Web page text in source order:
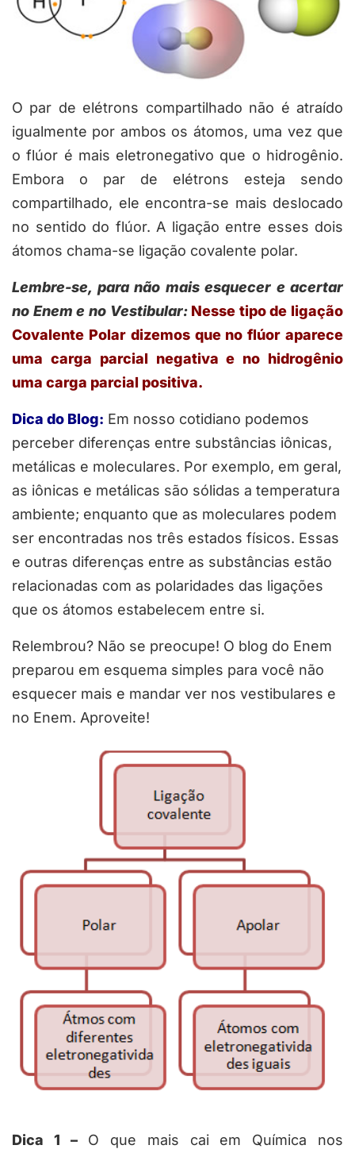
O par de elétrons compartilhado não é atraído
igualmente por ambos os átomos, uma vez que
o flúor é mais eletronegativo que o hidrogênio.
Embora o par de elétrons esteja sendo
compartilhado, ele encontra-se mais deslocado
no sentido do flúor. A ligação entre esses dois
átomos chama-se ligação covalente polar.
Lembre-se, para não mais esquecer e acertar
no Enem e no Vestibular: Nesse tipo de ligação
Covalente Polar dizemos que no flúor aparece
uma carga parcial negativa e no hidrogênio
uma carga parcial positiva.
Dica do Blog: Em nosso cotidiano podemos
perceber diferenças entre substâncias iônicas,
metálicas e moleculares. Por exemplo, em geral,
as iônicas e metálicas são sólidas a temperatura
ambiente; enquanto que as moleculares podem
ser encontradas nos três estados físicos. Essas
e outras diferenças entre as substâncias estão
relacionadas com as polaridades das ligações
que os átomos estabelecem entre si.
Relembrou? Não se preocupe! O blog do Enem
preparou em esquema simples para você não
esquecer mais e mandar ver nos vestibulares e
no Enem. Aproveite!
Dica 1 –O que mais cai em Química nos